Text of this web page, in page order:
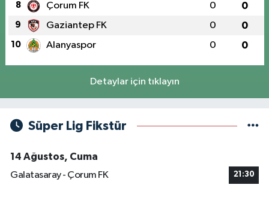
8 Çorum FK 0 0
9 Gaziantep FK 0 0
10 Alanyaspor 0 0
Detaylar için tıklayın
Süper Lig Fikstür
14 Ağustos, Cuma
Galatasaray - Çorum FK
21:30